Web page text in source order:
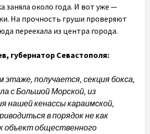
заняла около года. И вот уже —
На прочность груши проверяют
переехала из центра города.
губернатор Севастополя:
этаже, получается, секция бокса,
с Большой Морской, из
нашей кенассы караимской,
в порядок не как
объект общественного